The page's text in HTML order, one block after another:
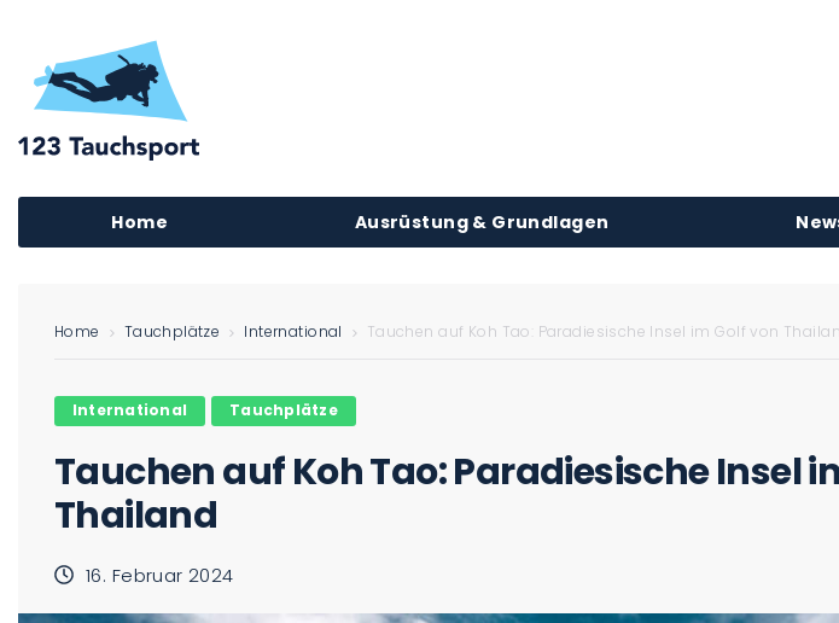
Home Ausrüstung & Grundlagen
Home Tauchplätze International Tauchen auf Koh Tao: Paradiesische Insel im Golf von
International Tauchplätze
Tauchen auf Koh Tao: Paradiesische Insel
Thailand
16. Februar 2024